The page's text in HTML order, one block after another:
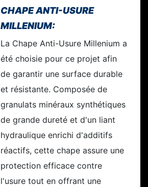
CHAPE ANTI-USURE
MILLENIUM:
La Chape Anti-Usure Millenium a
été choisie pour ce projet afin
de garantir une surface durable
et résistante. Composée de
granulats minéraux synthétiques
de grande dureté et d'un liant
hydraulique enrichi d'additifs
réactifs, cette chape assure une
protection efficace contre
l'usure tout en offrant une